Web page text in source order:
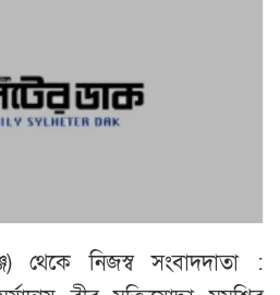
থেকে নিজস্ব সংবাদদাতা :